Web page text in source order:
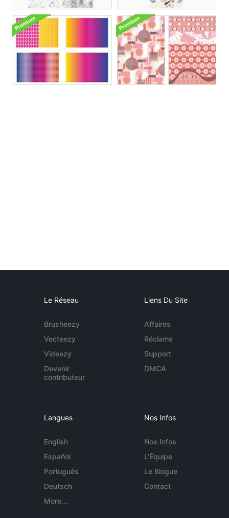
Le Réseau
Brusheezy
Vecteezy
Videezy
Devenir
contributeur
Liens Du Site
Affaires
Réclame
Support
DMCA
Langues
English
Español
Português
Deutsch
More...
Nos Infos
Nos Infos
L'Équipe
Le Blogue
Contact